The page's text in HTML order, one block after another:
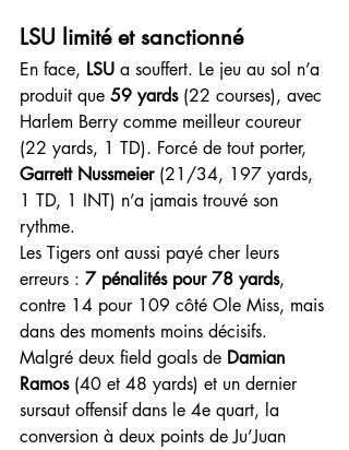
LSU limité et sanctionné
En face, LSU a souffert. Le jeu au sol n’a
produit que 59 yards (22 courses), avec
Harlem Berry comme meilleur coureur
(22 yards, 1 TD). Forcé de tout porter,
Garrett Nussmeier (21/34, 197 yards,
1 TD, 1 INT) n’a jamais trouvé son
rythme.
Les Tigers ont aussi payé cher leurs
erreurs : 7 pénalités pour 78 yards,
contre 14 pour 109 côté Ole Miss, mais
dans des moments moins décisifs.
Malgré deux field goals de Damian
Ramos (40 et 48 yards) et un dernier
sursaut offensif dans le 4e quart, la
conversion à deux points de Ju’Juan